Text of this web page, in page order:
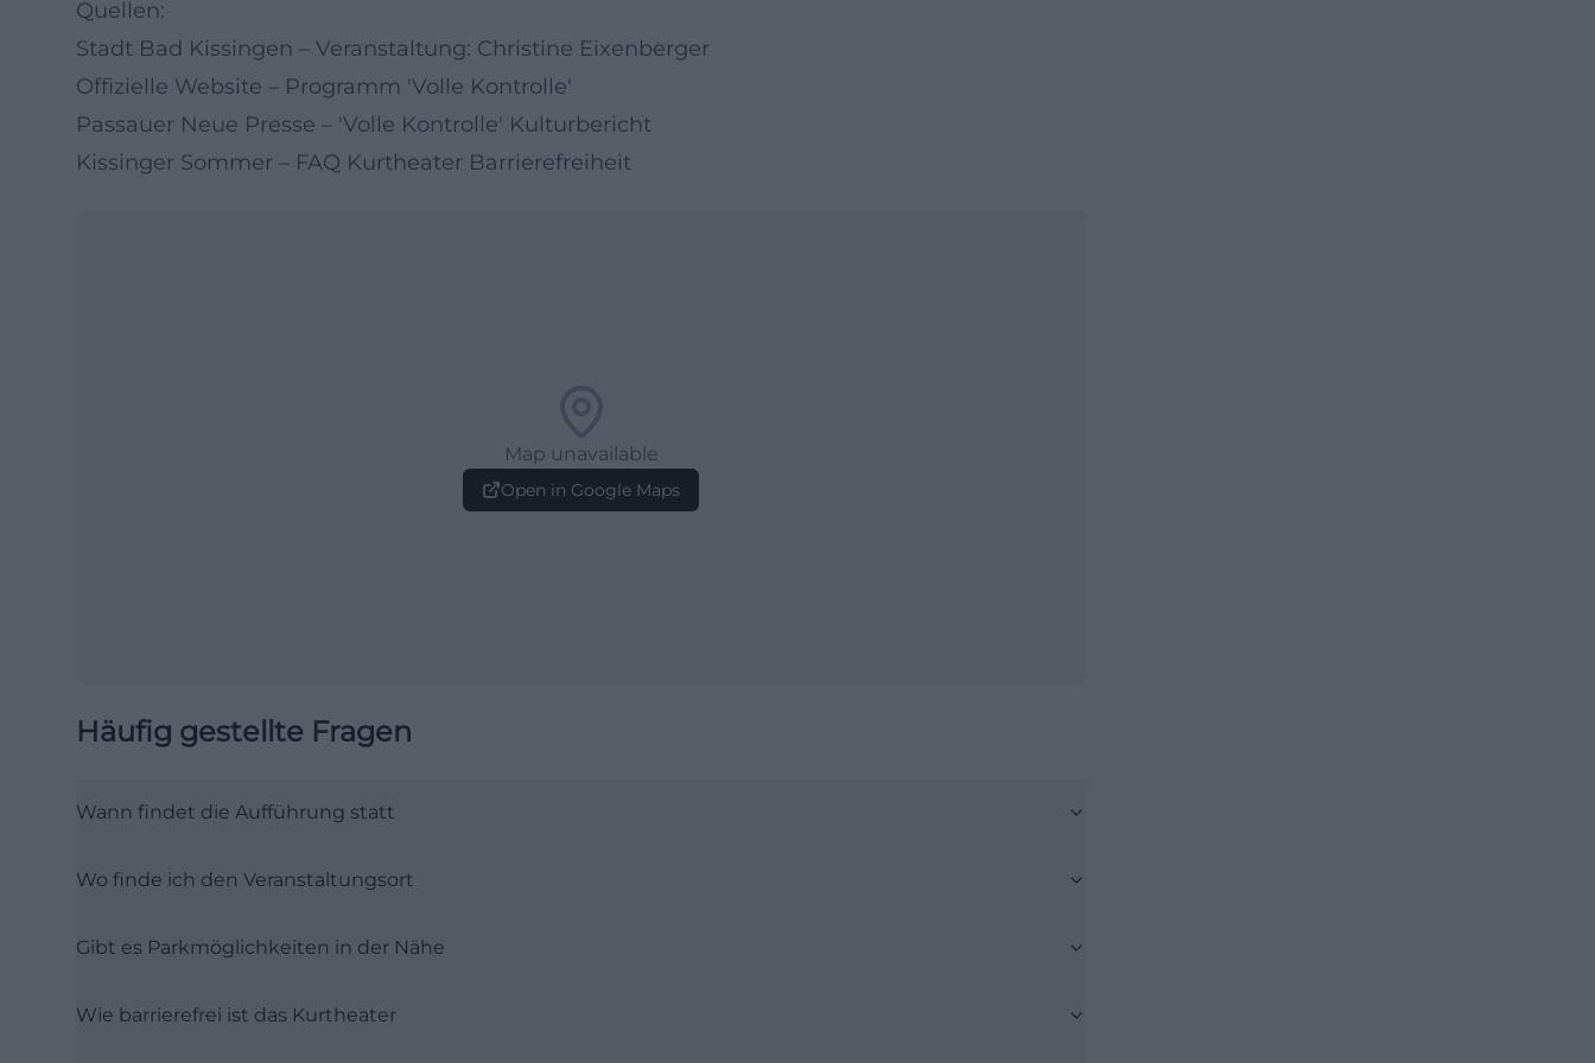
Quellen:
Stadt Bad Kissingen – Veranstaltung: Christine Eixenberger
Offizielle Website – Programm 'Volle Kontrolle'
Passauer Neue Presse – 'Volle Kontrolle' Kulturbericht
Kissinger Sommer – FAQ Kurtheater Barrierefreiheit
Map unavailable
Open in Google Maps
Häufig gestellte Fragen
Wann findet die Aufführung statt
Wo finde ich den Veranstaltungsort
Gibt es Parkmöglichkeiten in der Nähe
Wie barrierefrei ist das Kurtheater